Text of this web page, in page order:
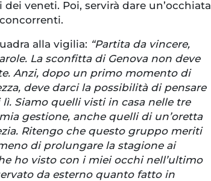
veneti. Poi, servirà dare un’occhiata
alla vigilia: “Partita da vincere,
La sconfitta di Genova non deve
Anzi, dopo un primo momento di
deve darci la possibilità di pensare
Siamo quelli visti in casa nelle tre
gestione, anche quelli di un’oretta
Ritengo che questo gruppo meriti
di prolungare la stagione ai
ho visto con i miei occhi nell’ultimo
da esterno quanto fatto in